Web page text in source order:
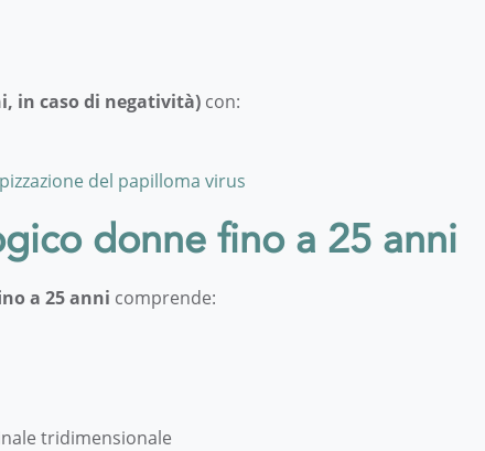
in caso di negatività) con:
del papilloma virus
donne fino a 25 anni
a 25 anni comprende:
tridimensionale